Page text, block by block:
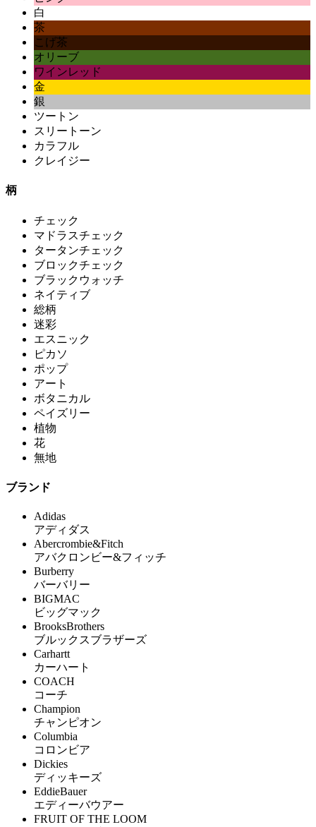
白
茶
こげ茶
オリーブ
ワインレッド
金
銀
ツートン
スリートーン
カラフル
クレイジー
柄
チェック
マドラスチェック
タータンチェック
ブロックチェック
ブラックウォッチ
ネイティブ
総柄
迷彩
エスニック
ピカソ
ポップ
アート
ボタニカル
ペイズリー
植物
花
無地
ブランド
Adidas
アディダス
Abercrombie&Fitch
アバクロンビー&フィッチ
Burberry
バーバリー
BIGMAC
ビッグマック
BrooksBrothers
ブルックスブラザーズ
Carhartt
カーハート
COACH
コーチ
Champion
チャンピオン
Columbia
コロンビア
Dickies
ディッキーズ
EddieBauer
エディーバウアー
FRUIT OF THE LOOM